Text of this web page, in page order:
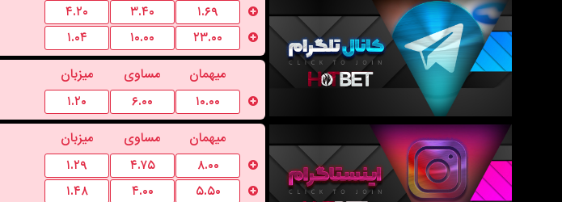
۴.۲۰ ۳.۴۰
۱.۶۹
۱.۰۴ ۱۰.۰۰
۲۳.۰۰
میزبان مساوی
میهمان
۱.۲۰ ۶.۰۰
۱۰.۰۰
میزبان مساوی
میهمان
۱.۲۹ ۴.۷۵
۸.۰۰
۱.۴۸ ۴.۰۰
۵.۵۰